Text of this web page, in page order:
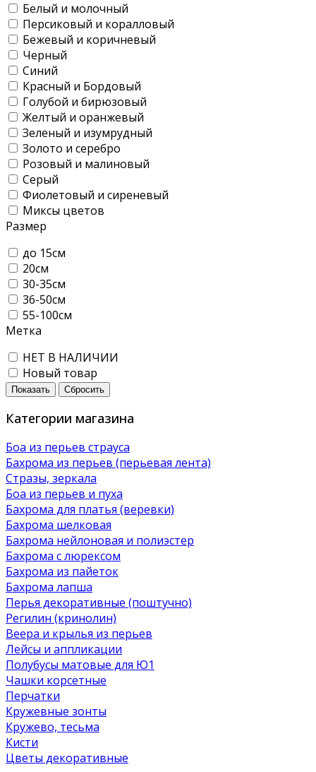
Белый и молочный
Персиковый и коралловый
Бежевый и коричневый
Черный
Синий
Красный и Бордовый
Голубой и бирюзовый
Желтый и оранжевый
Зеленый и изумрудный
Золото и серебро
Розовый и малиновый
Серый
Фиолетовый и сиреневый
Миксы цветов
Размер
до 15см
20см
30-35см
36-50см
55-100см
Метка
НЕТ В НАЛИЧИИ
Новый товар
Показать Сбросить
Категории магазина
Боа из перьев страуса
Бахрома из перьев (перьевая лента)
Стразы, зеркала
Боа из перьев и пуха
Бахрома для платья (веревки)
Бахрома шелковая
Бахрома нейлоновая и полиэстер
Бахрома с люрексом
Бахрома из пайеток
Бахрома лапша
Перья декоративные (поштучно)
Регилин (кринолин)
Веера и крылья из перьев
Лейсы и аппликации
Полубусы матовые для Ю1
Чашки корсетные
Перчатки
Кружевные зонты
Кружево, тесьма
Кисти
Цветы декоративные